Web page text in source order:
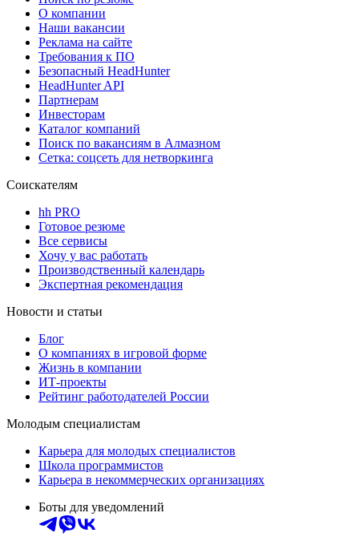
О компании
Наши вакансии
Реклама на сайте
Требования к ПО
Безопасный HeadHunter
HeadHunter API
Партнерам
Инвесторам
Каталог компаний
Поиск по вакансиям в Алмазном
Сетка: соцсеть для нетворкинга
Соискателям
hh PRO
Готовое резюме
Все сервисы
Хочу у вас работать
Производственный календарь
Экспертная рекомендация
Новости и статьи
Блог
О компаниях в игровой форме
Жизнь в компании
ИТ-проекты
Рейтинг работодателей России
Молодым специалистам
Карьера для молодых специалистов
Школа программистов
Карьера в некоммерческих организациях
Боты для уведомлений